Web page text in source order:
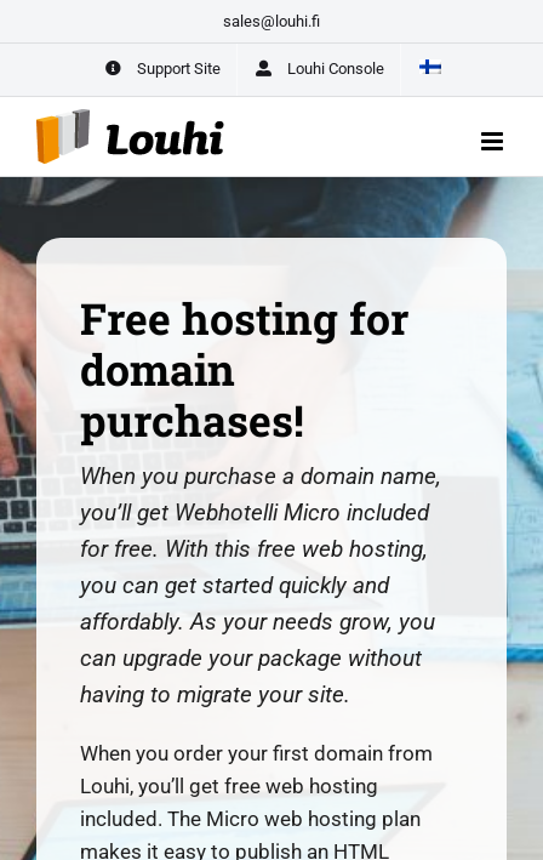
sales@louhi.fi
Support Site Louhi Console
Free hosting for
domain
purchases!
When you purchase a domain name,
you’ll get Webhotelli Micro included
for free. With this free web hosting,
you can get started quickly and
affordably. As your needs grow, you
can upgrade your package without
having to migrate your site.
When you order your first domain from
Louhi, you’ll get free web hosting
included. The Micro web hosting plan
makes it easy to publish an HTML
Entrepreneur Package for New Entrepreneurs –
All Your Business’s
Digital Services in One Place
START HERE